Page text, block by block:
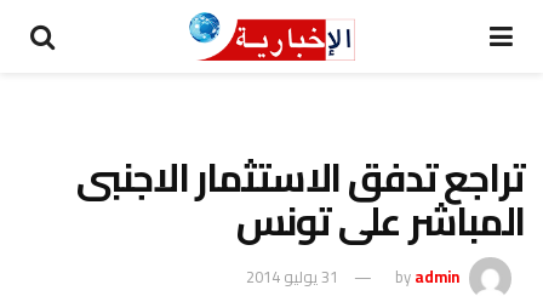
تراجع تدفق الاستثمار الاجنبى
المباشر على تونس
byadmin 31 يوليو 2014